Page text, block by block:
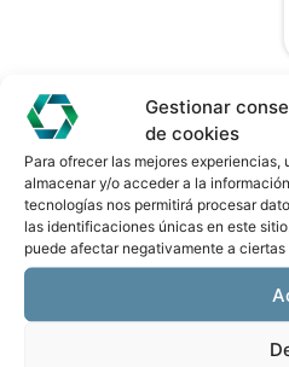
Gestionar
de cookies
Para ofrecer las mejores
almacenar y/o acceder a la
tecnologías nos permitirá procesar
las identificaciones únicas en este
puede afectar negativamente a
SUPRESORAS
Miniatura